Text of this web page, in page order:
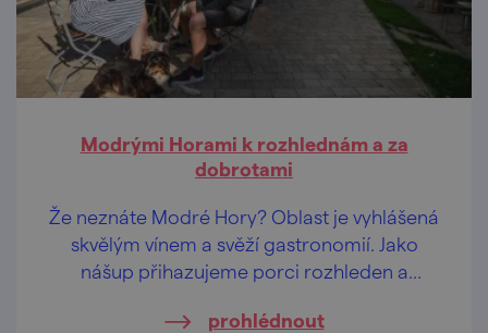
Modrými Horami k rozhlednám a za
dobrotami
Že neznáte Modré Hory? Oblast je vyhlášená
skvělým vínem a svěží gastronomií. Jako
nášup přihazujeme porci rozhleden a
prohlédnout